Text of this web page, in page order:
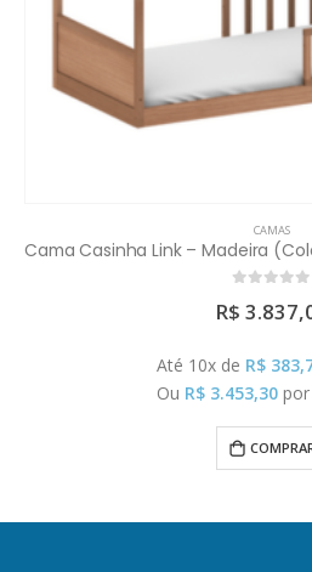
CAMAS
R$
Até 10x de R$
Ou R$ 3.453,30